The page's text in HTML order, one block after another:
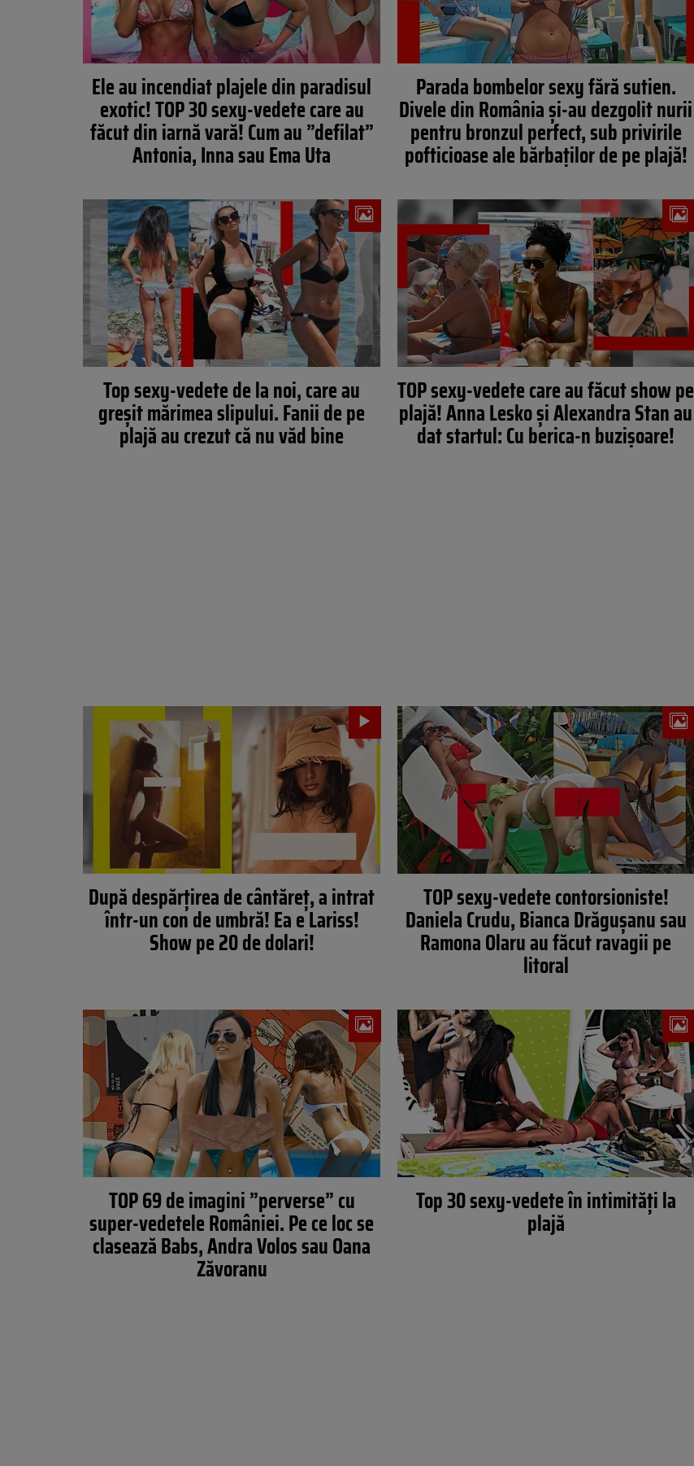
Ele au incendiat plajele din paradisul
exotic! TOP 30 sexy-vedete care au
făcut din iarnă vară! Cum au ”defilat”
Antonia, Inna sau Ema Uta
Parada bombelor sexy fără sutien.
Divele din România și-au dezgolit nurii
pentru bronzul perfect, sub privirile
pofticioase ale bărbaților de pe plajă!
Top sexy-vedete de la noi, care au
greșit mărimea slipului. Fanii de pe
plajă au crezut că nu văd bine
TOP sexy-vedete care au făcut show pe
plajă! Anna Lesko și Alexandra Stan au
dat startul: Cu berica-n buzișoare!
După despărțirea de cântăreț, a intrat
într-un con de umbră! Ea e Lariss!
Show pe 20 de dolari!
TOP sexy-vedete contorsioniste!
Daniela Crudu, Bianca Drăgușanu sau
Ramona Olaru au făcut ravagii pe
litoral
TOP 69 de imagini ”perverse” cu
super-vedetele României. Pe ce loc se
clasează Babs, Andra Volos sau Oana
Zăvoranu
Top 30 sexy-vedete în intimități la
plajă